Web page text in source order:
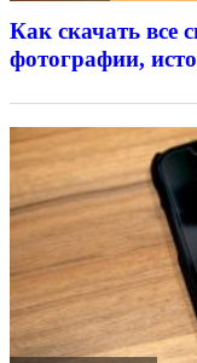
Как скачать все
фотографии,